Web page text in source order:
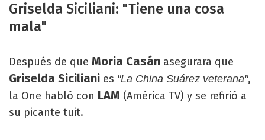
Griselda Siciliani: "Tiene una cosa
mala"
Después de que Moria Casán asegurara que
Griselda Siciliani es "La China Suárez veterana",
la One habló con LAM (América TV) y se refirió a
su picante tuit.